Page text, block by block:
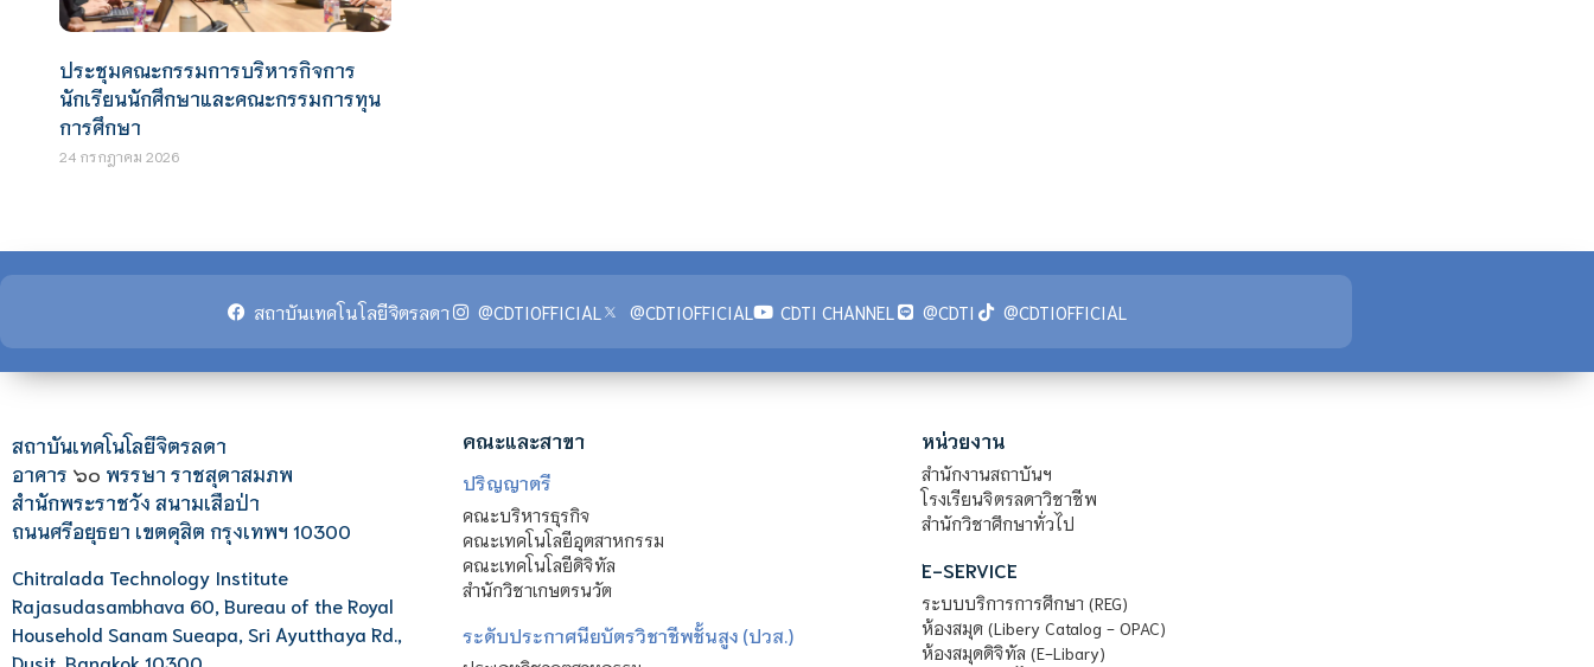
ประชุมคณะกรรมการบริหารกิจการ
นักเรียนนักศึกษาและคณะกรรมการทุน
การศึกษา
24 กรกฎาคม 2026
สถาบันเทคโนโลยีจิตรลดา @CDTIOFFICIAL @CDTIOFFICIAL CDTI CHANNEL @CDTI @CDTIOFFICIAL
สถาบันเทคโนโลยีจิตรลดา
อาคาร ๖๐ พรรษา ราชสุดาสมภพ
สำนักพระราชวัง สนามเสือป่า
ถนนศรีอยุธยา เขตดุสิต กรุงเทพฯ 10300
Chitralada Technology Institute
Rajasudasambhava 60, Bureau of the Royal
Household Sanam Sueapa, Sri Ayutthaya Rd.,
Dusit, Bangkok 10300
คณะและสาขา
ปริญญาตรี
คณะบริหารธุรกิจ
คณะเทคโนโลยีอุตสาหกรรม
คณะเทคโนโลยีดิจิทัล
สำนักวิชาเกษตรนวัต
ระดับประกาศนียบัตรวิชาชีพชั้นสูง (ปวส.)
หน่วยงาน
สำนักงานสถาบันฯ
โรงเรียนจิตรลดาวิชาชีพ
สำนักวิชาศึกษาทั่วไป
E-SERVICE
ระบบบริการการศึกษา (REG)
ห้องสมุด (Libery Catalog - OPAC)
ห้องสมุดดิจิทัล (E-Libary)